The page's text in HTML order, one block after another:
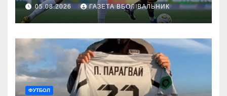
05.08.2026 ГАЗЕТА ВБОЛІВАЛЬНИК
ФУТБОЛ